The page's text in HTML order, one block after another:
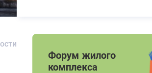
Форум жилого
комплекса